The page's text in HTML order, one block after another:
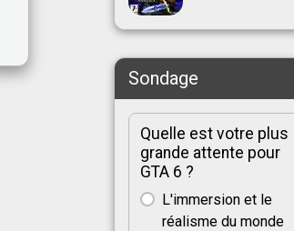
Sondage
Quelle est votre plus
grande attente pour
GTA 6 ?
L'immersion et le
réalisme du monde